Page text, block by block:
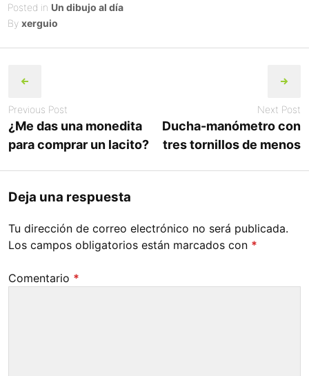
on
Posted in Un dibujo al día
By xerguio
navigation
Previous Post
¿Me das una monedita
para comprar un lacito?
Next Post
Ducha-manómetro con
tres tornillos de menos
Deja una respuesta
Tu dirección de correo electrónico no será publicada.
Los campos obligatorios están marcados con *
Comentario *